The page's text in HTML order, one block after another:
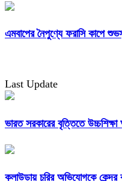
এমবাপের নৈপুণ্যে ফরাসি কাপে
Last Update
ভারত সরকারের বৃত্তিতে উচ্চশিক্ষা
কুলাউড়ায় চুরির অভিযোগকে